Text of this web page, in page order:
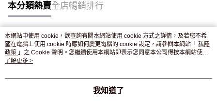
本分類熱賣全店暢銷排行
熱門標籤
熱銷排行
本網站中使用 cookie，欲查詢有關本網站使用 cookie 方式之詳情，及若您不希
望在電腦上使用 cookie 時應如何變更電腦的 cookie 設定，請參閱本網站「 私隱
政策 」之 Cookie 聲明。您繼續使用本網站即表示您同意本公司得按本網站使用
條款之 Cookie 聲明使用 cookie。
了解更多 >
我知道了